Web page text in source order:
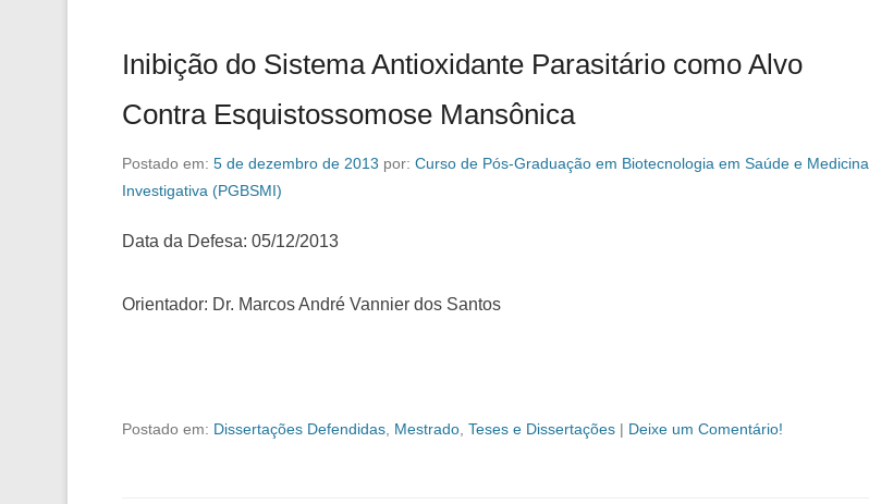
Inibição do Sistema Antioxidante Parasitário como Alvo
Contra Esquistossomose Mansônica
Postado em: 5 de dezembro de 2013 por: Curso de Pós-Graduação em Biotecnologia em Saúde e Medicina
Investigativa (PGBSMI)
Data da Defesa: 05/12/2013
Orientador: Dr. Marcos André Vannier dos Santos
Postado em: Dissertações Defendidas Mestrado Teses e Dissertações | Deixe um Comentário!